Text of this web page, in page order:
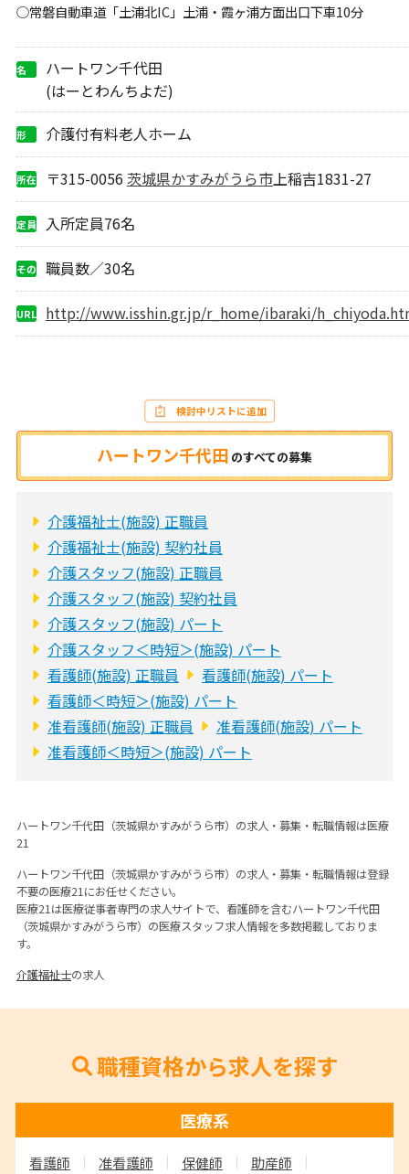
○常磐自動車道「土浦北IC」土浦・霞ヶ浦方面出口下車10分
名
ハートワン千代田
(はーとわんちよだ)
形
介護付有料老人ホーム
所在
〒315-0056 茨城県かすみがうら市上稲吉1831-27
定員 入所定員76名
その
職員数／30名
URL http://www.isshin.gr.jp/r_home/ibaraki/
ハートワン千代田 のすべての募集
検討中リストに追加
介護福祉士(施設) 正職員
介護福祉士(施設) 契約社員
介護スタッフ(施設) 正職員
介護スタッフ(施設) 契約社員
介護スタッフ(施設) パート
介護スタッフ＜時短＞(施設) パート
看護師(施設) 正職員
看護師(施設) パート
看護師＜時短＞(施設) パート
准看護師(施設) 正職員
准看護師(施設) パート
准看護師＜時短＞(施設) パート
ハートワン千代田（茨城県かすみがうら市）の求人・募集・転職情報は医療
21
ハートワン千代田（茨城県かすみがうら市）の求人・募集・転職情報は登録
不要の医療21にお任せください。
医療21は医療従事者専門の求人サイトで、看護師を含むハートワン千代田
（茨城県かすみがうら市）の医療スタッフ求人情報を多数掲載しておりま
す。
介護福祉士の求人
職種資格から求人を探す
医療系
看護師 准看護師 保健師
助産師